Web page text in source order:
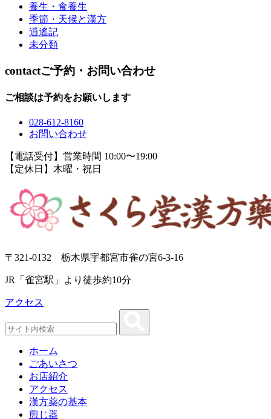
養生・食養生
季節・天候と漢方
逍遙記
未分類
contactご予約・お問い合わせ
ご相談は予約をお願いします
028-612-8160
お問い合わせ
【電話受付】営業時間 10:00〜19:00
【定休日】木曜・祝日
〒321-0132 栃木県宇都宮市雀の宮6-3-16
JR「雀宮駅」より徒歩約10分
アクセス
ホーム
ごあいさつ
お店紹介
アクセス
漢方薬の基本
煎じ器